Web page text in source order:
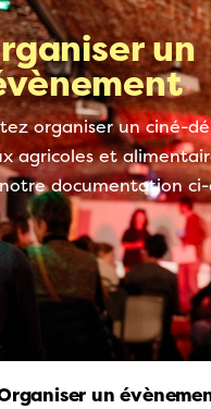
un
organiser un ciné-
agricoles et
documentation ci-
un